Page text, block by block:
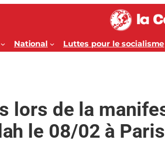
National Luttes pour le socialisme
lors de la
le 08/02 à Paris